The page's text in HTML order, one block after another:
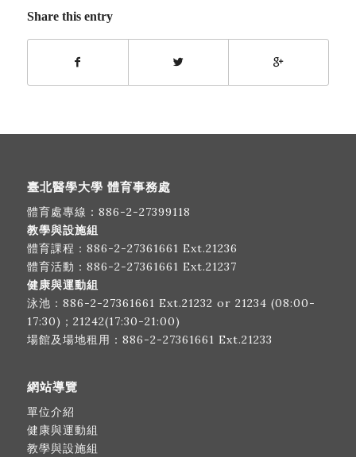
Share this entry
臺北醫學大學 體育事務處
體育處專線： 886-2-27399118
教學與設施組
體育課程： 886-2-27361661 Ext.21236
體育活動： 886-2-27361661 Ext.21237
健康與運動組
泳池： 886-2-27361661 Ext.21232 or 21234 (08:00-
17:30)；21242(17:30-21:00)
場館及場地租用： 886-2-27361661 Ext.21233
網站導覽
單位介紹
健康與運動組
教學與設施組